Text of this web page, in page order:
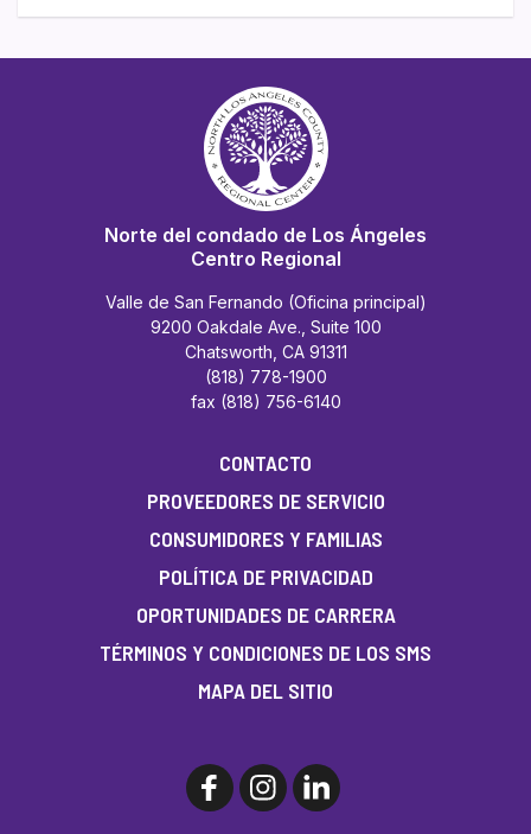
Norte del condado de Los Ángeles
Centro Regional
Valle de San Fernando (Oficina principal)
9200 Oakdale Ave., Suite 100
Chatsworth, CA 91311
(818) 778-1900
fax (818) 756-6140
CONTACTO
PROVEEDORES DE SERVICIO
CONSUMIDORES Y FAMILIAS
POLÍTICA DE PRIVACIDAD
OPORTUNIDADES DE CARRERA
TÉRMINOS Y CONDICIONES DE LOS SMS
MAPA DEL SITIO